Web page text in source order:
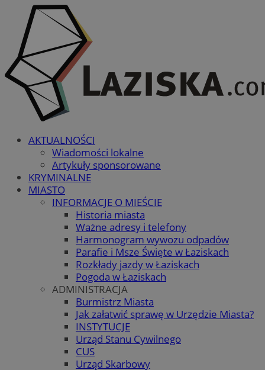
AKTUALNOŚCI
Wiadomości lokalne
Artykuły sponsorowane
KRYMINALNE
MIASTO
INFORMACJE O MIEŚCIE
Historia miasta
Ważne adresy i telefony
Harmonogram wywozu odpadów
Parafie i Msze Święte w Łaziskach
Rozkłady jazdy w Łaziskach
Pogoda w Łaziskach
ADMINISTRACJA
Burmistrz Miasta
Jak załatwić sprawę w Urzędzie Miasta?
INSTYTUCJE
Urząd Stanu Cywilnego
CUS
Urząd Skarbowy